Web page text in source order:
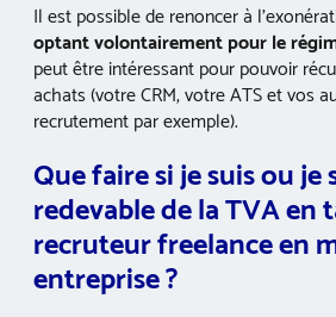
Il est possible de renoncer à
optant volontairement pour le
peut être intéressant pour pouvoir
achats (votre CRM, votre ATS et vos
recrutement par exemple).
Que faire si je suis ou
redevable de la TVA en
recruteur freelance en
entreprise ?